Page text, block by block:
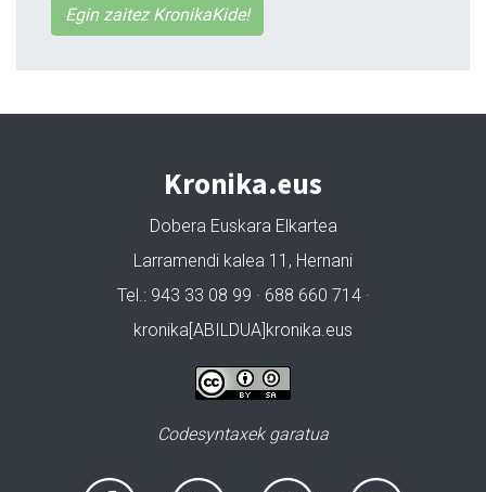
Egin zaitez KronikaKide!
Kronika.eus
Dobera Euskara Elkartea
Larramendi kalea 11, Hernani
Tel.: 943 33 08 99 · 688 660 714 ·
kronika[ABILDUA]kronika.eus
Codesyntaxek garatua